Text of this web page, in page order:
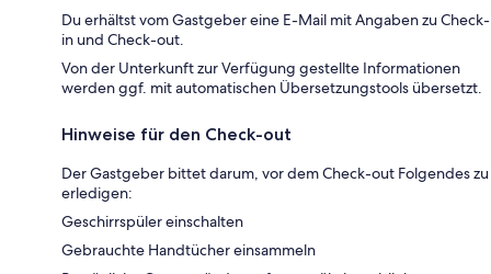
Du erhältst vom Gastgeber eine E-Mail mit Angaben zu Check-
in und Check-out.
Von der Unterkunft zur Verfügung gestellte Informationen
werden ggf. mit automatischen Übersetzungstools übersetzt.
Hinweise für den Check-out
Der Gastgeber bittet darum, vor dem Check-out Folgendes zu
erledigen:
Geschirrspüler einschalten
Gebrauchte Handtücher einsammeln